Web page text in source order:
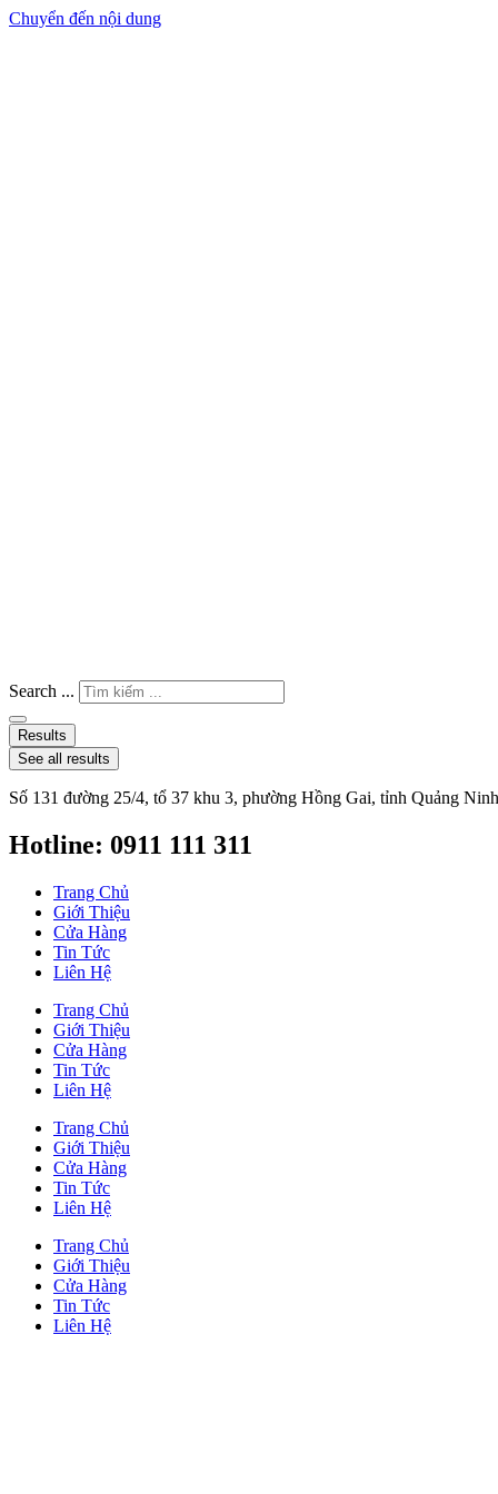
Chuyển đến nội dung
Search ...
Results
See all results
Số 131 đường 25/4, tổ 37 khu 3, phường Hồng Gai, tỉnh Quảng Ninh
Hotline: 0911 111 311
Trang Chủ
Giới Thiệu
Cửa Hàng
Tin Tức
Liên Hệ
Trang Chủ
Giới Thiệu
Cửa Hàng
Tin Tức
Liên Hệ
Trang Chủ
Giới Thiệu
Cửa Hàng
Tin Tức
Liên Hệ
Trang Chủ
Giới Thiệu
Cửa Hàng
Tin Tức
Liên Hệ